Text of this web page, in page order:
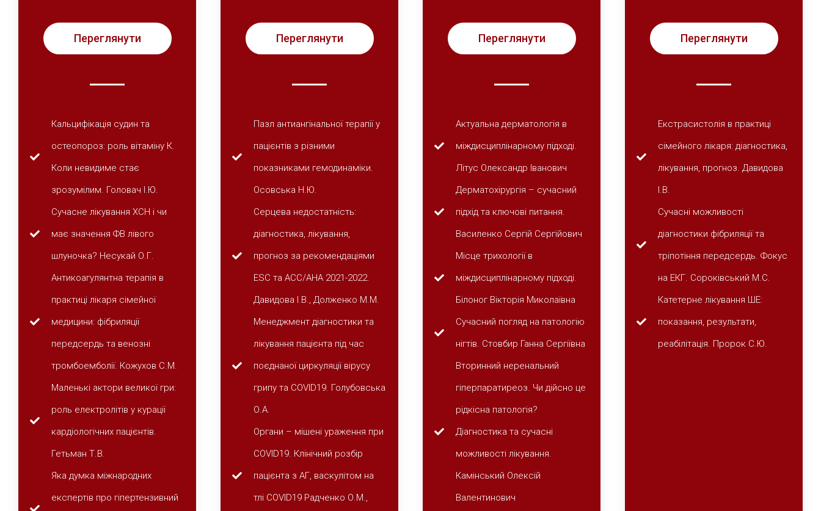
Переглянути
Кальцифікація судин та
остеопороз: роль вітаміну К.
Коли невидиме стає
зрозумілим. Головач І.Ю.
Сучасне лікування ХСН і чи
має значення ФВ лівого
шлуночка? Несукай О.Г.
Антикоагулянтна терапія в
практиці лікаря сімейної
медицини: фібриляції
передсердь та венозні
тромбоемболії. Кожухов С.М.
Маленькі актори великої гри:
роль електролітів у курації
кардіологічних пацієнтів.
Гетьман Т.В.
Яка думка міжнародних
експертів про гіпертензивний
Переглянути
Пазл антиангінальної терапії у
пацієнтів з різними
показниками гемодинаміки.
Осовська Н.Ю.
Серцева недостатність:
діагностика, лікування,
прогноз за рекомендаціями
ESC та АСС/АНА 2021-2022.
Давидова І.В., Долженко М.М.
Менеджмент діагностики та
лікування пацієнта під час
поєднаної циркуляції вірусу
грипу та СОVID19. Голубовська
О.А.
Органи – мішені ураження при
СОVID19. Клінічний розбір
пацієнта з АГ, васкулітом на
тлі СOVID19 Радченко О.М.,
Переглянути
Актуальна дерматологія в
міждисциплінарному підході.
Літус Олександр Іванович
Дерматохірургія – сучасний
підхід та ключові питання.
Василенко Сергій Сергійович
Місце трихології в
міждисциплінарному підході.
Білоног Вікторія Миколаївна
Сучасний погляд на патологію
нігтів. Стовбир Ганна Сергіївна
Вторинний неренальний
гіперпаратиреоз. Чи дійсно це
рідкісна патологія?
Діагностика та сучасні
можливості лікування.
Камінський Олексій
Валентинович
Переглянути
Екстрасистолія в практиці
сімейного лікаря: діагностика,
лікування, прогноз. Давидова
І.В.
Сучасні можливості
діагностики фібриляції та
тріпотіння передсердь. Фокус
на ЕКГ. Сороківський М.С.
Катетерне лікування ШЕ:
показання, результати,
реабілітація. Пророк С.Ю.